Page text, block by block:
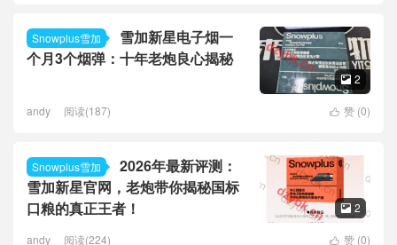
Snowplus雪加
雪加新星电子烟一
个月3个烟弹：十年老炮良心揭秘
 2
 赞 (0)
andy 阅读(187)
Snowplus雪加
2026年最新评测：
雪加新星官网，老炮带你揭秘国标
口粮的真正王者！
 2
 赞 (0)
andy 阅读(224)